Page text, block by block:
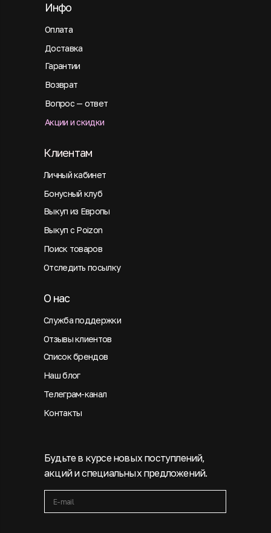
Оплата
Инфо
Будьте в курсе новых поступлений,
акций и специальных предложений.
Доставка
Гарантии
Возврат
Вопрос — ответ
Акции и скидки
Личный кабинет
Клиентам
Бонусный клуб
Выкуп из Европы
Выкуп с Poizon
Поиск товаров
Отследить посылку
Служба поддержки
О нас
Отзывы клиентов
Список брендов
Наш блог
Телеграм-канал
Контакты